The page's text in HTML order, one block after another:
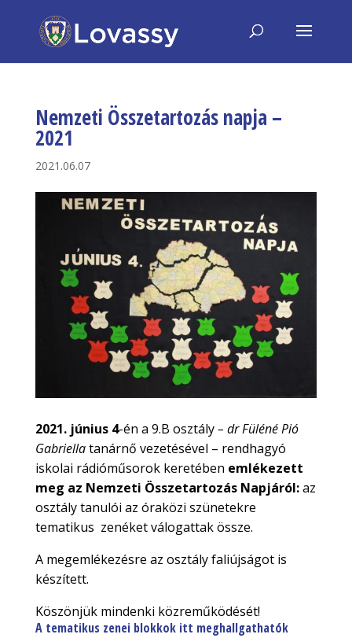
Nemzeti Összetartozás napja –
2021
2021.06.07
2021. június 4-én a 9.B osztály– drFüléné Pió
Gabriellatanárnő vezetésével – rendhagyó
iskolai rádióműsorok keretében emlékezett
meg az Nemzeti Összetartozás Napjáról:az
osztály tanulói az óraközi szünetekre
tematikus zenéket válogattak össze.
A megemlékezésre az osztály faliújságot is
készített.
Köszönjük mindenki közreműködését!
A tematikus zenei blokkok itt meghallgathatók